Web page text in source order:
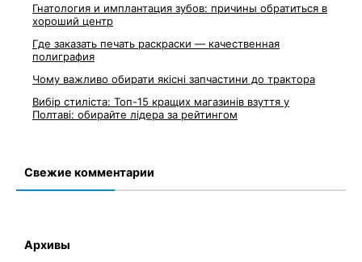
Гнатология и имплантация зубов: причины обратиться в
хороший центр
Где заказать печать раскраски — качественная
полиграфия
Чому важливо обирати якісні запчастини до трактора
Вибір стиліста: Топ-15 кращих магазинів взуття у
Полтаві: обирайте лідера за рейтингом
Свежие комментарии
Архивы